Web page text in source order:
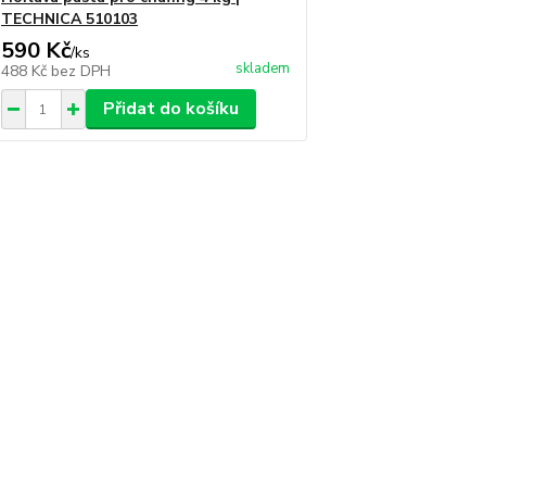
TECHNICA 510103
590 Kč/ks
488 Kč bez DPH skladem
Přidat do košíku